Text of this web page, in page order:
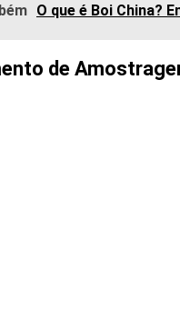
O que é Boi China?
de